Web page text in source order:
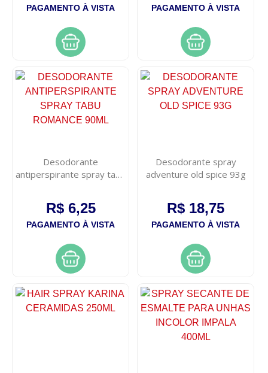
PAGAMENTO À VISTA PAGAMENTO À VISTA
Desodorante
antiperspirante spray tabu
R$ 6,25
PAGAMENTO À VISTA
Desodorante spray
adventure old spice 93g
R$ 18,75
PAGAMENTO À VISTA